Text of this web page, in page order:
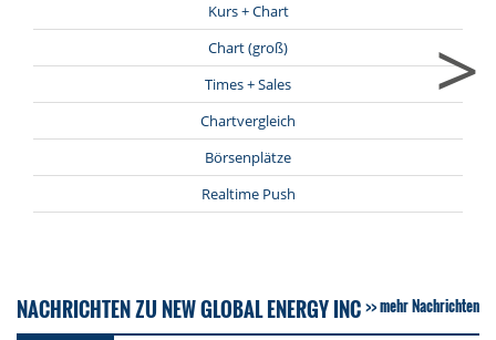
Kurs + Chart
Chart (groß)
Times + Sales
Chartvergleich
Börsenplätze
Realtime Push
>
NACHRICHTEN ZU NEW GLOBAL ENERGY INC mehr Nachrichten